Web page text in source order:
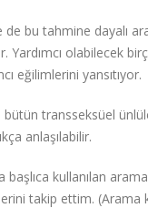
bu tahmine dayalı
olabilecek
eğilimlerini yansıtıyor.
transseksüel
anlaşılabilir.
kullanılan
takip ettim. (Arama